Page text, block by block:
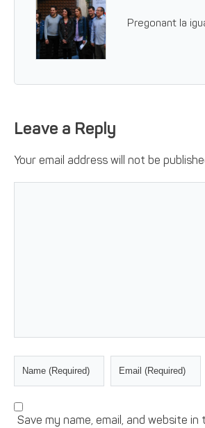
Pregonant la
Leave a Reply
Your email address will not be
Save my name, email, and website